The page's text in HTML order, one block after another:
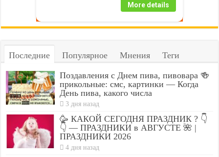
More details
Последние Популярное Мнения Теги
Поздавления с Днем пива, пивовара 🍻
прикольные: смс, картинки — Когда
День пива, какого числа
3 дня назад
🥳 КАКОЙ СЕГОДНЯ ПРАЗДНИК ? 👇
👇 — ПРАЗДНИКИ в АВГУСТЕ 🌺 |
ПРАЗДНИКИ 2026
4 дня назад